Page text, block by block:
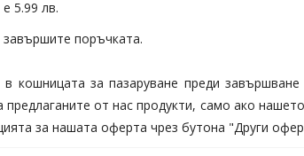
5.99 лв.
поръчката.
кошницата за пазаруване преди
предлаганите от нас продукти, само ако
за нашата оферта чрез бутона "Други